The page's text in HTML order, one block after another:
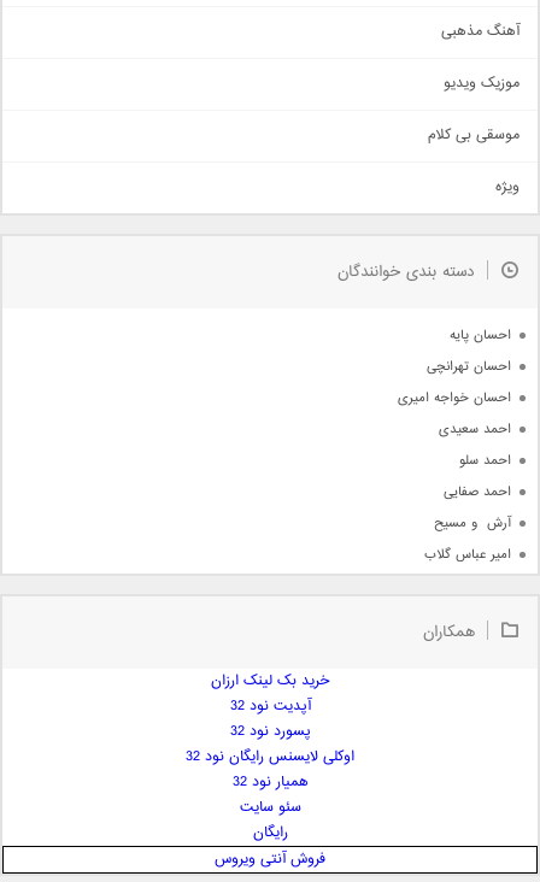
حماسی
سنتی
اهنگ بندرعباسی
دمو
مذهبی
جدیدترین ها
آهنگ مذهبی
موزیک ویدیو
موسقی بی کلام
ویژه
دسته بندی خوانندگان
احسان پایه
احسان تهرانچی
احسان خواجه امیری
احمد سعیدی
احمد سلو
احمد صفایی
آرش  و مسیح
امیر عباس گلاب
امیر علی
ایمان غلامی
همکاران
خرید بک لینک ارزان
آپدیت نود 32
پسورد نود 32
اوکلی لایسنس رایگان نود 32
همیار نود 32
سئو سایت
رایگان
فروش آنتی ویروس